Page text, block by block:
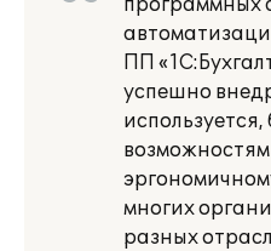
программных
ПП
успешно
многих
разных